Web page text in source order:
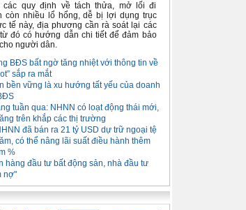
các quy định về tách thửa, mở lối đi
còn nhiều lổ hổng, dễ bị lợi dụng trục
tế này, địa phương cần rà soát lại các
đó có hướng dẫn chi tiết để đảm bảo
người dân.
BĐS bất ngờ tăng nhiệt với thông tin về
sắp ra mắt
bền vững là xu hướng tất yếu của doanh
tuần qua: NHNN có loạt động thái mới,
trên khắp các thị trường
đã bán ra 21 tỷ USD dự trữ ngoại tệ
có thể nâng lãi suất điều hành thêm
%
hàng đầu tư bất động sản, nhà đầu tư
nợ"